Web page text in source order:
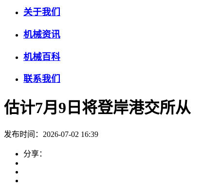
关于我们
机械资讯
机械百科
联系我们
估计7月9日将登岸港交所从
发布时间：2026-07-02 16:39
分享：